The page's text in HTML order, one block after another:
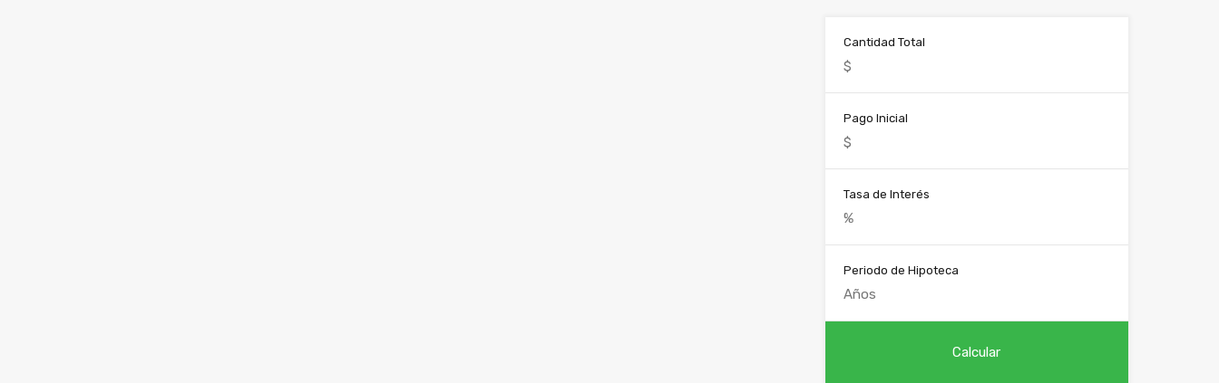
Cantidad Total
Pago Inicial
Tasa de Interés
Periodo de Hipoteca